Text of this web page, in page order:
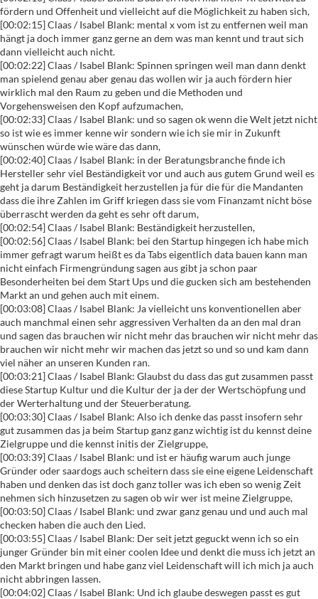
fördern und Offenheit und vielleicht auf die Möglichkeit zu haben sich,
[00:02:15] Claas / Isabel Blank: mental x vom ist zu entfernen weil man
hängt ja doch immer ganz gerne an dem was man kennt und traut sich
dann vielleicht auch nicht.
[00:02:22] Claas / Isabel Blank: Spinnen springen weil man dann denkt
man spielend genau aber genau das wollen wir ja auch fördern hier
wirklich mal den Raum zu geben und die Methoden und
Vorgehensweisen den Kopf aufzumachen,
[00:02:33] Claas / Isabel Blank: und so sagen ok wenn die Welt jetzt nicht
so ist wie es immer kenne wir sondern wie ich sie mir in Zukunft
wünschen würde wie wäre das dann,
[00:02:40] Claas / Isabel Blank: in der Beratungsbranche finde ich
Hersteller sehr viel Beständigkeit vor und auch aus gutem Grund weil es
geht ja darum Beständigkeit herzustellen ja für die für die Mandanten
dass die ihre Zahlen im Griff kriegen dass sie vom Finanzamt nicht böse
überrascht werden da geht es sehr oft darum,
[00:02:54] Claas / Isabel Blank: Beständigkeit herzustellen,
[00:02:56] Claas / Isabel Blank: bei den Startup hingegen ich habe mich
immer gefragt warum heißt es da Tabs eigentlich data bauen kann man
nicht einfach Firmengründung sagen aus gibt ja schon paar
Besonderheiten bei dem Start Ups und die gucken sich am bestehenden
Markt an und gehen auch mit einem.
[00:03:08] Claas / Isabel Blank: Ja vielleicht uns konventionellen aber
auch manchmal einen sehr aggressiven Verhalten da an den mal dran
und sagen das brauchen wir nicht mehr das brauchen wir nicht mehr das
brauchen wir nicht mehr wir machen das jetzt so und so und kam dann
viel näher an unseren Kunden ran.
[00:03:21] Claas / Isabel Blank: Glaubst du dass das gut zusammen passt
diese Startup Kultur und die Kultur der ja der der Wertschöpfung und
der Werterhaltung und der Steuerberatung.
[00:03:30] Claas / Isabel Blank: Also ich denke das passt insofern sehr
gut zusammen das ja beim Startup ganz ganz wichtig ist du kennst deine
Zielgruppe und die kennst initis der Zielgruppe,
[00:03:39] Claas / Isabel Blank: und ist er häufig warum auch junge
Gründer oder saardogs auch scheitern dass sie eine eigene Leidenschaft
haben und denken das ist doch ganz toller was ich eben so wenig Zeit
nehmen sich hinzusetzen zu sagen ob wir wer ist meine Zielgruppe,
[00:03:50] Claas / Isabel Blank: und zwar ganz genau und und auch mal
checken haben die auch den Lied.
[00:03:55] Claas / Isabel Blank: Der seit jetzt geguckt wenn ich so ein
junger Gründer bin mit einer coolen Idee und denkt die muss ich jetzt an
den Markt bringen und habe ganz viel Leidenschaft will ich mich ja auch
nicht abbringen lassen.
[00:04:02] Claas / Isabel Blank: Und ich glaube deswegen passt es gut